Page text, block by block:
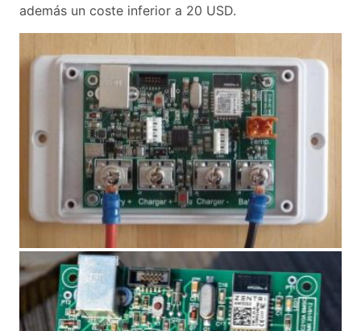
además un coste inferior a 20 USD.